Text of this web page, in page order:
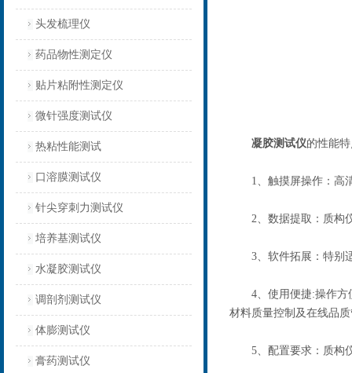
头发梳理仪
药品物性测定仪
贴片粘附性测定仪
微针强度测试仪
热粘性能测试
口溶膜测试仪
针尖穿刺力测试仪
培养基测试仪
水凝胶测试仪
调剖剂测试仪
体膨测试仪
膏药测试仪
凝胶测试仪的性能
1、触摸屏操作：高清
2、数据提取：质构仪
3、软件拓展：特别适
4、使用便捷:操作方便
材料质量控制及在线品
5、配置要求：质构仪